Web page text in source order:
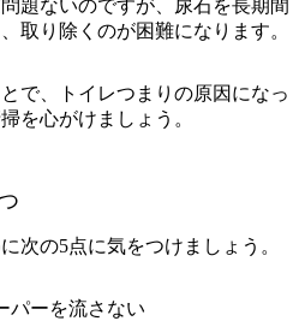
題ないのですが、尿石を長期間
取り除くのが困難になります。
で、トイレつまりの原因になっ
を心がけましょう。
次の5点に気をつけましょう。
パーを流さない